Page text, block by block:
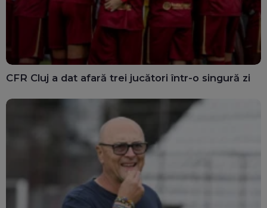
CFR Cluj a dat afară trei jucători într-o singură zi